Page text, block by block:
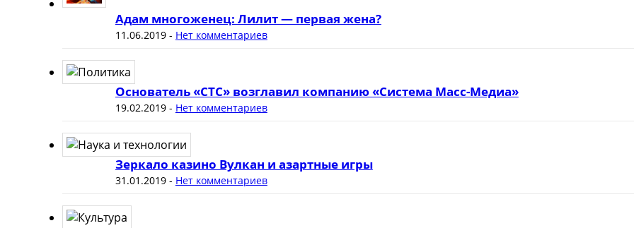
Адам многоженец: Лилит — первая жена?
11.06.2019- Нет комментариев
Основатель «СТС» возглавил компанию «Система Масс-Медиа»
19.02.2019- Нет комментариев
Зеркало казино Вулкан и азартные игры
31.01.2019- Нет комментариев